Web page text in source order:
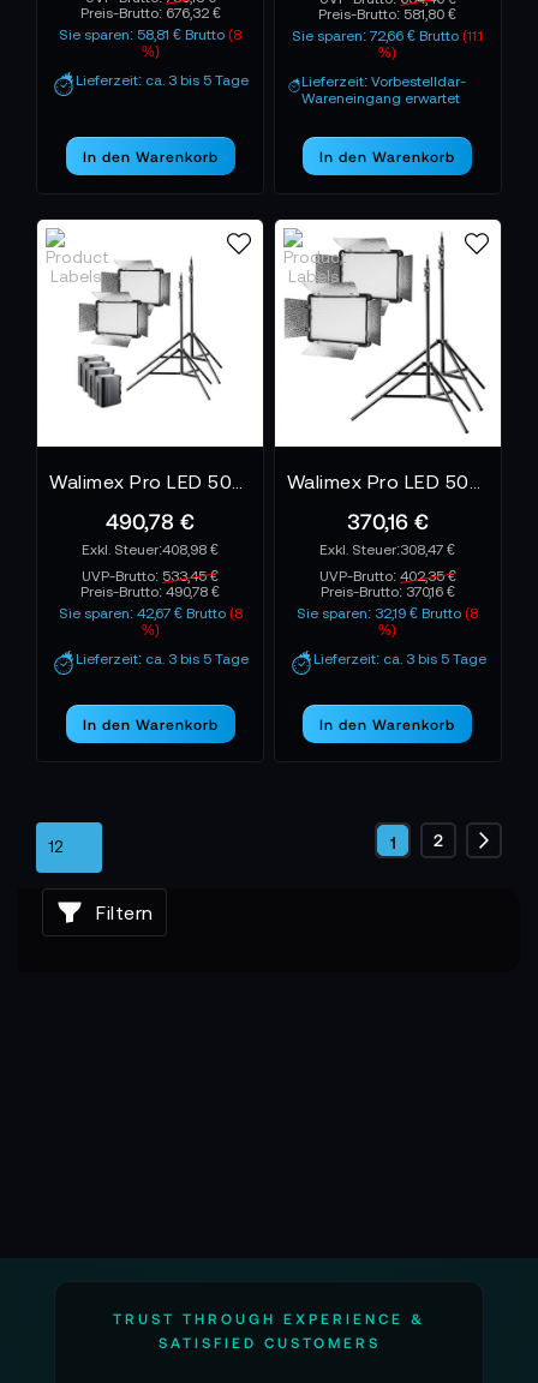
Preis-Brutto: 676,32 €
Sie sparen: 58,81 € Brutto(8
%)
Lieferzeit: ca. 3 bis 5 Tage
In den Warenkorb
Preis-Brutto: 581,80 €
Sie sparen: 72,66 € Brutto(11.1
%)
Lieferzeit: Vorbestelldar-
Wareneingang erwartet
In den Warenkorb
490,78 €
408,98 €
UVP-Brutto: 533,45 €
Preis-Brutto:490,78 €
Sie sparen: 42,67 € Brutto (8
%)
Lieferzeit: ca. 3 bis 5 Tage
In den Warenkorb
370,16 €
308,47 €
UVP-Brutto: 402,35 €
Preis-Brutto: 370,16 €
Sie sparen: 32,19 € Brutto(8
%)
Lieferzeit: ca. 3 bis 5 Tage
In den Warenkorb
Seite
Sie
1 Seite
2
Filtern
TRUST THROUGH EXPERIENCE &
SATISFIED CUSTOMERS